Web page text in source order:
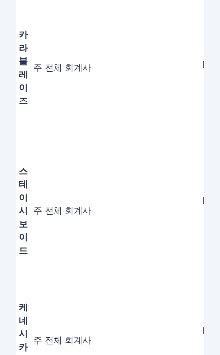
카
라
블
레
이
즈
주 전체 회계사
스
테
이
시
보
이
드
주 전체 회계사
케
네
시
카
주 전체 회계사